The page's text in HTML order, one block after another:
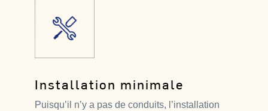
Installation minimale
Puisqu’il n’y a pas de conduits, l’installation